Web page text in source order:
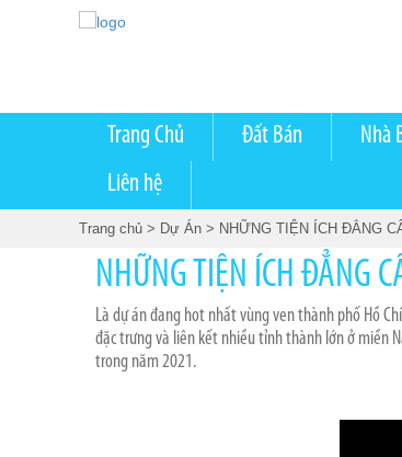
Trang Chủ Đất Bán Nhà
Liên hệ
Trang chủ > Dự Án > NHỮNG TIỆN ÍCH ĐẲNG
NHỮNG TIỆN ÍCH ĐẲNG
Là dự án đang hot nhất vùng ven thành phố Hồ
đặc trưng và liên kết nhiều tỉnh thành lớn ở miền
trong năm 2021.